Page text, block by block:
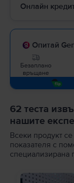
Онлайн
Опитай
Безаплано
връщане
62 теста
нашите
Всеки продукт
показателя с
специализирана